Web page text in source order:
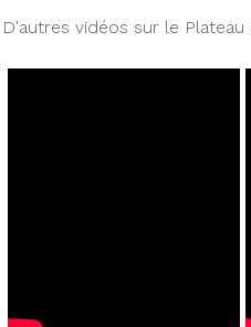
D'autres vidéos sur le Plateau